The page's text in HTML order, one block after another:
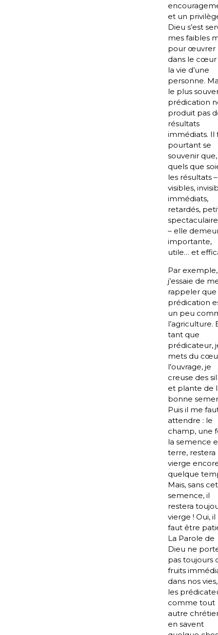
et un
Dieu s’est
mes faibles
pour œuvrer
dans le cœur
la vie d’une
personne.
le plus
prédication
produit pas
résultats
immédiats. Il
pourtant se
souvenir que,
quels que
les résultats –
visibles,
immédiats,
retardés,
– elle
importante,
utile… et
Par exemple,
j’essaie de
rappeler que
prédication
un peu
l’agriculture.
tant que
prédicateur,
mets du
l’ouvrage, je
creuse des
et plante de
bonne
Puis il me
attendre : le
champ, une
la semence
terre, restera
vierge
quelque
Mais, sans
semence, il
restera
vierge ! Oui,
faut être
La Parole de
Dieu ne
pas toujours
fruits
dans nos
les
comme tout
autre
en savent